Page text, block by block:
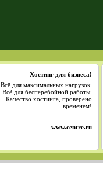
Хостинг для бизнеса!
Всё для максимальных нагрузок.
Всё для бесперебойной работы.
Качество хостинга, проверено
временем!
www.centre.ru